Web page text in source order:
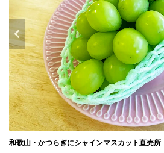
和歌山・かつらぎにシャインマスカット直売